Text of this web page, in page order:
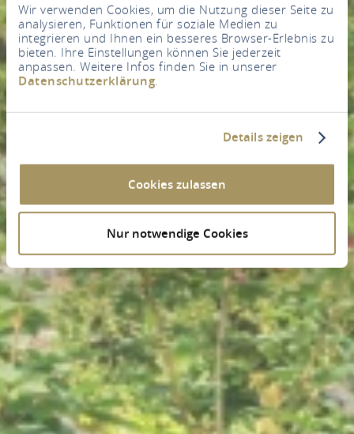
Wir verwenden Cookies, um die Nutzung dieser Seite zu
analysieren, Funktionen für soziale Medien zu
integrieren und Ihnen ein besseres Browser-Erlebnis zu
bieten. Ihre Einstellungen können Sie jederzeit
anpassen. Weitere Infos finden Sie in unserer
Datenschutzerklärung.
Details zeigen
Cookies zulassen
Nur notwendige Cookies